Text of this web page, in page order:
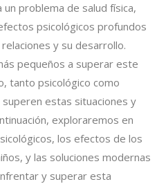
problema de salud física,
psicológicos profundos
y su desarrollo.
pequeños a superar este
tanto psicológico como
estas situaciones y
exploraremos en
los efectos de los
y las soluciones modernas
y superar esta